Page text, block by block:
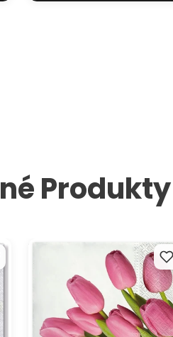
Produkty
Servítky na dekupáž Lovely